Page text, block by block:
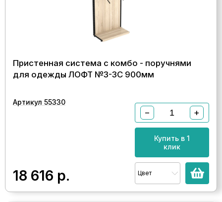
Пристенная система с комбо - поручнями
для одежды ЛОФТ №3-ЗС 900мм
Артикул 55330
18 616 р.
− +
Купить в 1
клик
Цвет